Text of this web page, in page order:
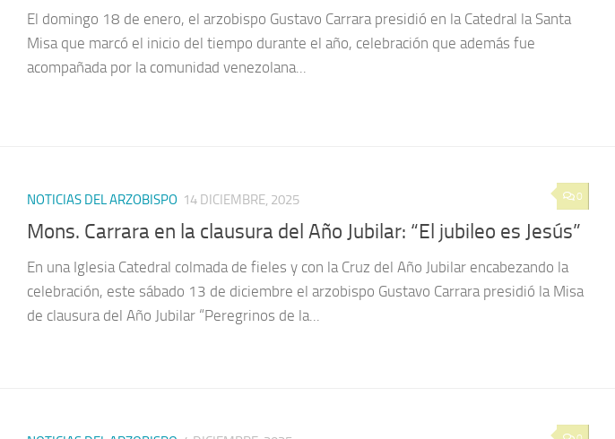
El domingo 18 de enero, el arzobispo Gustavo Carrara presidió en la Catedral la Santa
Misa que marcó el inicio del tiempo durante el año, celebración que además fue
acompañada por la comunidad venezolana...
0
NOTICIAS DEL ARZOBISPO 14 DICIEMBRE, 2025
Mons. Carrara en la clausura del Año Jubilar: “El jubileo es Jesús”
En una Iglesia Catedral colmada de fieles y con la Cruz del Año Jubilar encabezando la
celebración, este sábado 13 de diciembre el arzobispo Gustavo Carrara presidió la Misa
de clausura del Año Jubilar “Peregrinos de la...